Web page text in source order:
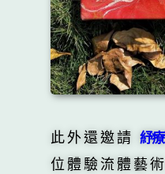
此外還邀請 紓
位體驗流體藝